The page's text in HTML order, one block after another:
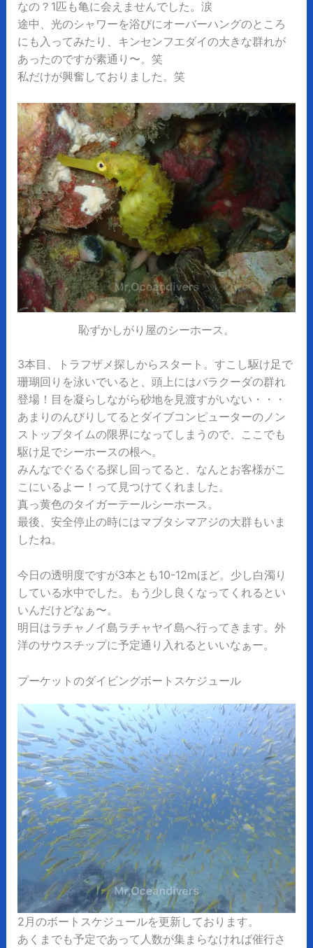
なの？1匹も亀に会えませんでした。涙
途中、光のシャワーを浴びにオーバーハングのところ
にも入ってみたり、キンセンフエダイの大きな群れが
あったのですが素通り〜。笑
私だけが興奮しておりました。笑
恥ずかしがり屋のシーホース。
3本目、トラフザメ探しからスタート。すこし駆け足で
珊瑚回りを泳いでいると、頭上にはバラクーダの群れ
登場！目を凝らしながら砂地を見渡すがいない・・・
あまりのんびりしてるとダイブコンピューターのノン
ストップタイムの限界になってしまうので、ここでも
駆け足でシーホースの根へ。
みんなでぐるぐる探し回ってると、なんとお客様がこ
こにいるよー！って見つけてくれました。
真っ黄色のタイガーテールシーホース。
最後、安全停止の時にはマブタシマアジの大群もいま
したね。
今日の透明度ですが3本とも10-12mほど。少し白濁り
している水中でした。もう少し良くなってくれるとい
いんだけどなぁ〜。
明日はラチャノイ島ラチャヤイ島へ行ってきます。外
洋のサウスチップに予定通り入れるといいなぁー。
プーケットのダイビングボートスケジュール
2月のボートスケジュールを更新しております。
あくまでも予定であって人数が集まらなければ催行さ